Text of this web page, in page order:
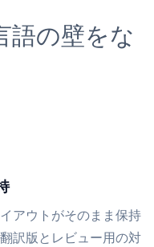
語の壁をな
アウトがそのまま保持
訳版とレビュー用の対